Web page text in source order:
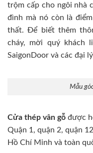
trộm cấp cho ngôi nhà
đình mà nó còn là
thất. Để biết thêm
cháy, mời quý khách
SaigonDoor và các đại
Mẫu
Cửa thép vân gỗ được
Quận 1, quận 2, quận
Hồ Chí Minh và toàn